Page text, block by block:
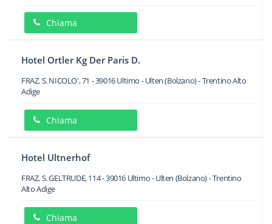
Chiama
Hotel Ortler Kg Der Paris D.
FRAZ. S. NICOLO', 71 -39016Ultimo - Ulten(Bolzano) -Trentino Alto
Adige
Chiama
Hotel Ultnerhof
FRAZ. S. GELTRUDE, 114-39016 Ultimo - Ulten (Bolzano) -Trentino
Alto Adige
Chiama